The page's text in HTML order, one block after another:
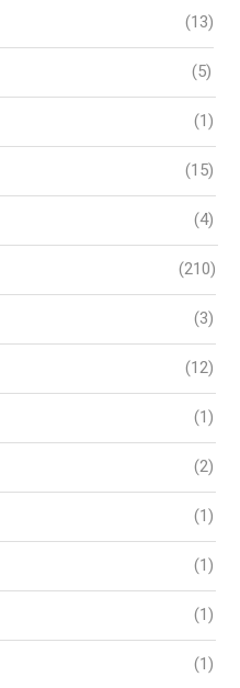
(13)
(5)
(1)
(15)
(4)
(210)
(3)
(12)
(1)
(2)
(1)
(1)
(1)
(1)